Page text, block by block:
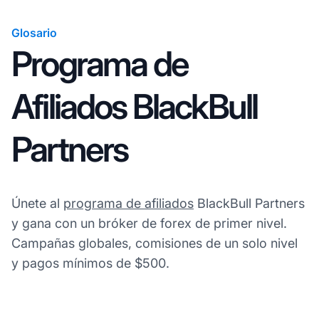
Glosario
Programa de
Afiliados BlackBull
Partners
Únete al programa de afiliados BlackBull Partners
y gana con un bróker de forex de primer nivel.
Campañas globales, comisiones de un solo nivel
y pagos mínimos de $500.